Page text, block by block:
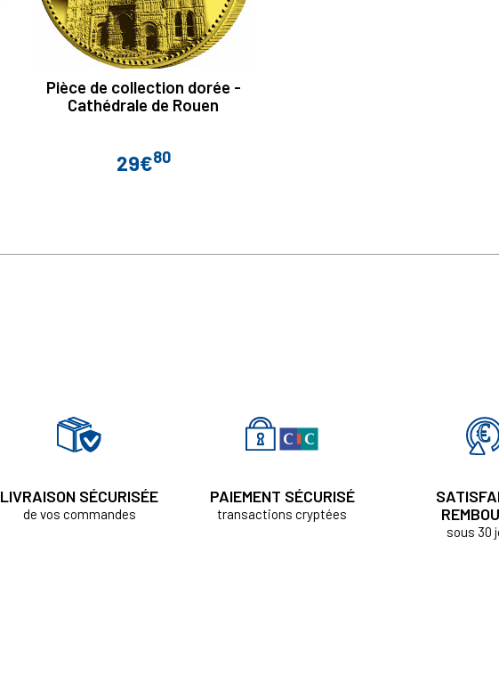
Pièce de collection dorée -
Cathédrale de Rouen
Prix
29€80
LIVRAISON SÉCURISÉE
de vos commandes
PAIEMENT SÉCURISÉ
transactions cryptées
sous 30